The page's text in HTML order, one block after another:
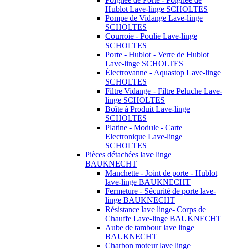
Hublot Lave-linge SCHOLTES
Pompe de Vidange Lave-linge
SCHOLTES
Courroie - Poulie Lave-linge
SCHOLTES
Porte - Hublot - Verre de Hublot
Lave-linge SCHOLTES
Électrovanne - Aquastop Lave-linge
SCHOLTES
Filtre Vidange - Filtre Peluche Lave-
linge SCHOLTES
Boîte à Produit Lave-linge
SCHOLTES
Platine - Module - Carte
Electronique Lave-linge
SCHOLTES
Pièces détachées lave linge
BAUKNECHT
Manchette - Joint de porte - Hublot
lave-linge BAUKNECHT
Fermeture - Sécurité de porte lave-
linge BAUKNECHT
Résistance lave linge- Corps de
Chauffe Lave-linge BAUKNECHT
Aube de tambour lave linge
BAUKNECHT
Charbon moteur lave linge